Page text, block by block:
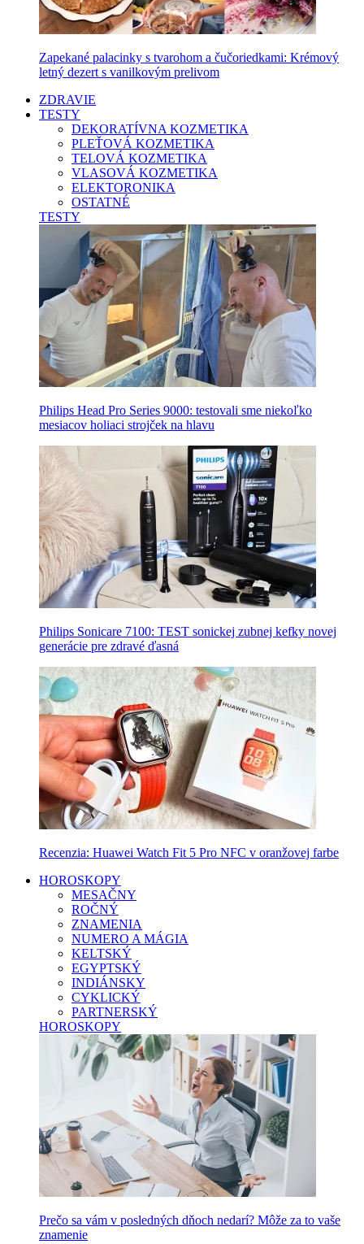
Zapekané palacinky s tvarohom a čučoriedkami: Krémový
letný dezert s vanilkovým prelivom
ZDRAVIE
TESTY
DEKORATÍVNA KOZMETIKA
PLEŤOVÁ KOZMETIKA
TELOVÁ KOZMETIKA
VLASOVÁ KOZMETIKA
ELEKTORONIKA
OSTATNÉ
TESTY
Philips Head Pro Series 9000: testovali sme niekoľko
mesiacov holiaci strojček na hlavu
Philips Sonicare 7100: TEST sonickej zubnej kefky novej
generácie pre zdravé ďasná
Recenzia: Huawei Watch Fit 5 Pro NFC v oranžovej farbe
HOROSKOPY
MESAČNY
ROČNÝ
ZNAMENIA
NUMERO A MÁGIA
KELTSKÝ
EGYPTSKÝ
INDIÁNSKY
CYKLICKÝ
PARTNERSKÝ
HOROSKOPY
Prečo sa vám v posledných dňoch nedarí? Môže za to vaše
znamenie